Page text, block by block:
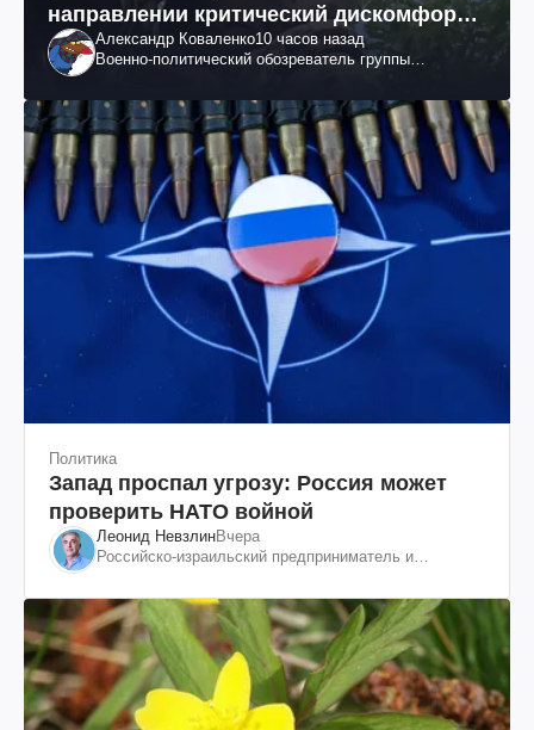
направлении критический дискомфорт:
как это удалось
Александр Коваленко10 часов назад
Военно-политический обозреватель группы
Политика
Запад проспал угрозу: Россия может
проверить НАТО войной
Леонид НевзлинВчера
Российско-израильский предприниматель и
"ЮКОСа"